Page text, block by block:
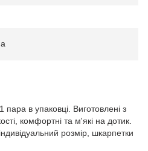
в упаковці. Виготовлені з
комфортні та м'які на дотик.
розмір, шкарпетки